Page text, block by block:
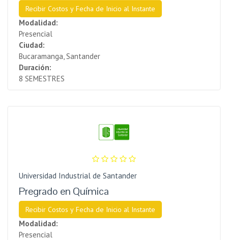
Recibir Costos y Fecha de Inicio al Instante
Modalidad:
Presencial
Ciudad:
Bucaramanga, Santander
Duración:
8 SEMESTRES
Universidad Industrial de Santander
Pregrado en Química
Recibir Costos y Fecha de Inicio al Instante
Modalidad:
Presencial